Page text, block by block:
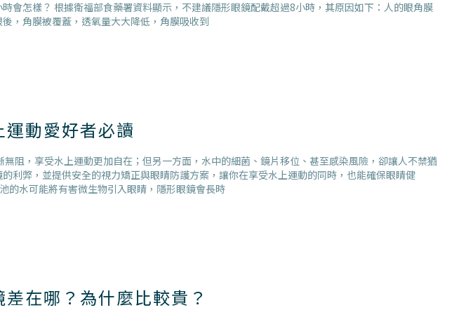
怎樣？ 根據衛福部食藥署資料顯示，不建議隱形眼鏡配戴超過8小時，其原因如下：人的眼角膜
，角膜被覆蓋，透氧量大大降低，角膜吸收到
運動愛好者必讀
，享受水上運動更加自在；但另一方面，水中的細菌、鏡片移位、甚至感染風險，卻讓人不禁猶
利弊，並提供安全的視力矯正與眼睛防護方案，讓你在享受水上運動的同時，也能確保眼睛健
的水可能將有害微生物引入眼睛，隱形眼鏡會長時
在哪？為什麼比較貴？